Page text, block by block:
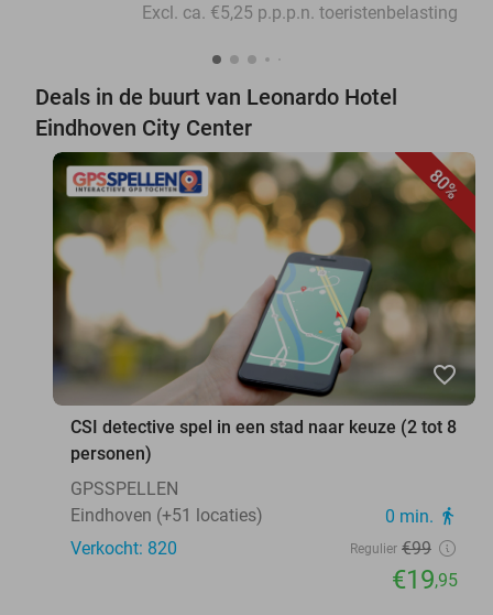
Excl. ca. €5,25 p.p.p.n. toeristenbelasting
Deals in de buurt van Leonardo Hotel
Eindhoven City Center
80%
favorite_border
CSI detective spel in een stad naar keuze (2 tot 8
personen)
GPSSPELLEN
Eindhoven (+51 locaties)
0 min. directions_walk
Verkocht: 820 Regulier €99
€19,95